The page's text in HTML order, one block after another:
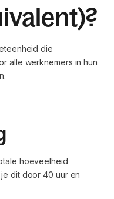
die
alle werknemers in hun
hoeveelheid
dit door 40 uur en